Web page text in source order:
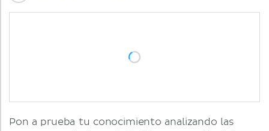
Pon a prueba tu conocimiento analizando las